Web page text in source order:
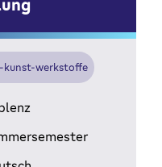
kunst-werkstoffe